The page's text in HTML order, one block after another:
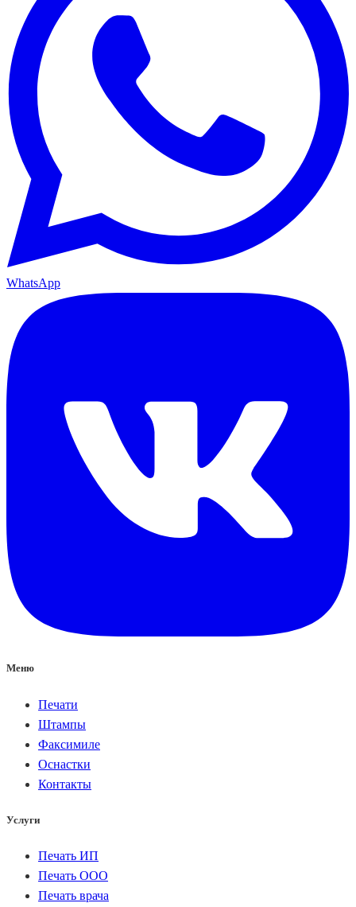
WhatsApp
Меню
Печати
Штампы
Факсимиле
Оснастки
Контакты
Услуги
Печать ИП
Печать ООО
Печать врача